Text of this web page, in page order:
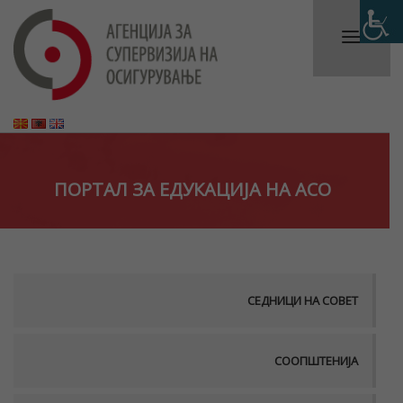
ПОРТАЛ ЗА ЕДУКАЦИЈА НА АСО
СЕДНИЦИ НА СОВЕТ
СООПШТЕНИЈА